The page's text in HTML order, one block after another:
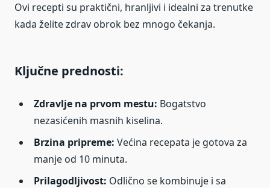
Ovi recepti su praktični, hranljivi i idealni za trenutke
kada želite zdrav obrok bez mnogo čekanja.
Ključne prednosti:
Zdravlje na prvom mestu: Bogatstvo
nezasićenih masnih kiselina.
Brzina pripreme: Većina recepata je gotova za
manje od 10 minuta.
Prilagodljivost: Odlično se kombinuje i sa